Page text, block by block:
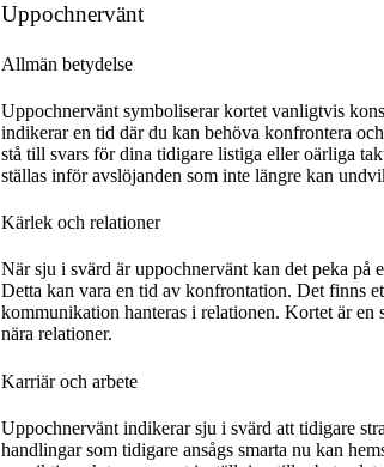
Uppochnervänt
Allmän betydelse
Uppochnervänt symboliserar kortet vanligtvis
indikerar en tid där du kan behöva konfrontera
stå till svars för dina tidigare listiga eller oärliga
ställas inför avslöjanden som inte längre kan
Kärlek och relationer
När sju i svärd är uppochnervänt kan det peka på
Detta kan vara en tid av konfrontation. Det finns
kommunikation hanteras i relationen. Kortet är
nära relationer.
Karriär och arbete
Uppochnervänt indikerar sju i svärd att tidigare
handlingar som tidigare ansågs smarta nu kan